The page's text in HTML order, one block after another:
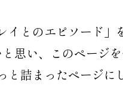
イとのエピソード」
思い、このページを
と詰まったページに